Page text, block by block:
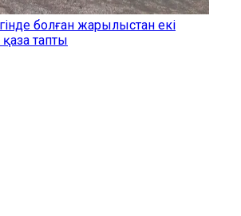
болған жарылыстан екі
тапты